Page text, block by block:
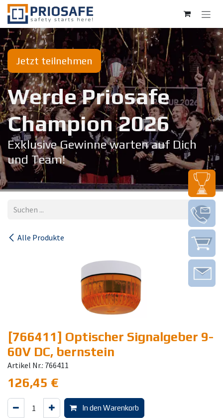
Zum Inhalt springen
Jetzt teilnehmen
Werde Priosafe
Champion 20​26
Exklusive Gewinne warten auf Dich
und Team!
Alle Produkte
[766411] Optischer Signalgeber 9-
60V DC, bernstein
Artikel Nr.: 766411
126,45 €
In den Warenkorb